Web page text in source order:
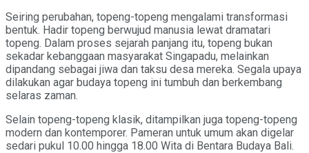
Seiring perubahan, topeng-topeng mengalami transformasi
bentuk. Hadir topeng berwujud manusia lewat dramatari
topeng. Dalam proses sejarah panjang itu, topeng bukan
sekadar kebanggaan masyarakat Singapadu, melainkan
dipandang sebagai jiwa dan taksu desa mereka. Segala upaya
dilakukan agar budaya topeng ini tumbuh dan berkembang
selaras zaman.
Selain topeng-topeng klasik, ditampilkan juga topeng-topeng
modern dan kontemporer. Pameran untuk umum akan digelar
sedari pukul 10.00 hingga 18.00 Wita di Bentara Budaya Bali.